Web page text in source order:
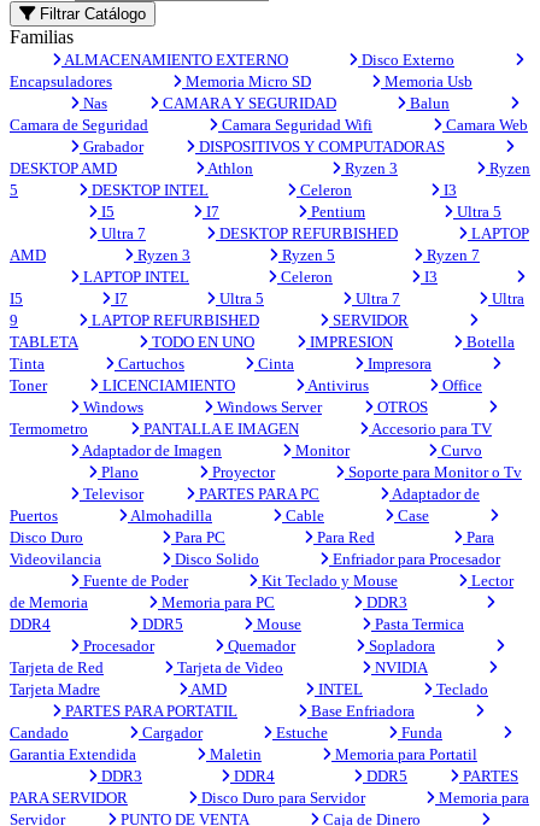
Filtrar Catálogo
Familias
ALMACENAMIENTO EXTERNO
Disco Externo
Encapsuladores
Memoria Micro SD
Memoria Usb
Nas
CAMARA Y SEGURIDAD
Balun
Camara de Seguridad
Camara Seguridad Wifi
Camara Web
Grabador
DISPOSITIVOS Y COMPUTADORAS
DESKTOP AMD
Athlon Ryzen 3
Ryzen
5
DESKTOP INTEL Celeron
I3
I5
I7 Pentium
Ultra 5
Ultra 7
DESKTOP REFURBISHED
LAPTOP
AMD
Ryzen 3 Ryzen 5
Ryzen 7
LAPTOP INTEL
Celeron
I3
I5
I7 Ultra 5 Ultra 7
Ultra
9
LAPTOP REFURBISHED
SERVIDOR
TABLETA
TODO EN UNO IMPRESION
Botella
Tinta
Cartuchos Cinta
Impresora
Toner
LICENCIAMIENTO Antivirus
Office
Windows
Windows Server
OTROS
Termometro
PANTALLA E IMAGEN
Accesorio para TV
Adaptador de Imagen
Monitor
Curvo
Plano
Proyector
Soporte para Monitor o Tv
Televisor
PARTES PARA PC
Adaptador de
Puertos
Almohadilla Cable
Case
Disco Duro
Para PC Para Red
Para
Videovilancia
Disco Solido
Enfriador para Procesador
Fuente de Poder
Kit Teclado y Mouse
Lector
de Memoria
Memoria para PC
DDR3
DDR4
DDR5 Mouse
Pasta Termica
Procesador
Quemador
Sopladora
Tarjeta de Red
Tarjeta de Video
NVIDIA
Tarjeta Madre
AMD INTEL
Teclado
PARTES PARA PORTATIL
Base Enfriadora
Candado
Cargador Estuche
Funda
Garantia Extendida
Maletin
Memoria para Portatil
DDR3
DDR4 DDR5
PARTES
PARA SERVIDOR
Disco Duro para Servidor
Memoria para
Servidor
PUNTO DE VENTA Caja de Dinero